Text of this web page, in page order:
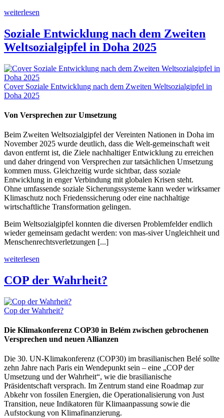
weiterlesen
Soziale Entwicklung nach dem Zweiten
Weltsozialgipfel in Doha 2025
Cover Soziale Entwicklung nach dem Zweiten Weltsozialgipfel in
Doha 2025
Von Versprechen zur Umsetzung
Beim Zweiten Weltsozialgipfel der Vereinten Nationen in Doha im
November 2025 wurde deutlich, dass die Welt-gemeinschaft weit
davon entfernt ist, die Ziele nachhaltiger Entwicklung zu erreichen
und daher dringend von Versprechen zur tatsächlichen Umsetzung
kommen muss. Gleichzeitig wurde sichtbar, dass soziale
Entwicklung in enger Verbindung mit globalen Krisen steht.
Ohne umfassende soziale Sicherungssysteme kann weder wirksamer
Klimaschutz noch Friedenssicherung oder eine nachhaltige
wirtschaftliche Transformation gelingen.
Beim Weltsozialgipfel konnten die diversen Problemfelder endlich
wieder gemeinsam gedacht werden: von mas-siver Ungleichheit und
Menschenrechtsverletzungen [...]
weiterlesen
COP der Wahrheit?
Cop der Wahrheit?
Die Klimakonferenz COP30 in Belém zwischen gebrochenen
Versprechen und neuen Allianzen
Die 30. UN-Klimakonferenz (COP30) im brasilianischen Belé sollte
zehn Jahre nach Paris ein Wendepunkt sein – eine „COP der
Umsetzung und der Wahrheit“, wie die brasilianische
Präsidentschaft versprach. Im Zentrum stand eine Roadmap zur
Abkehr von fossilen Energien, die Operationalisierung von Just
Transition, neue Indikatoren für Klimaanpassung sowie die
Aufstockung von Klimafinanzierung.